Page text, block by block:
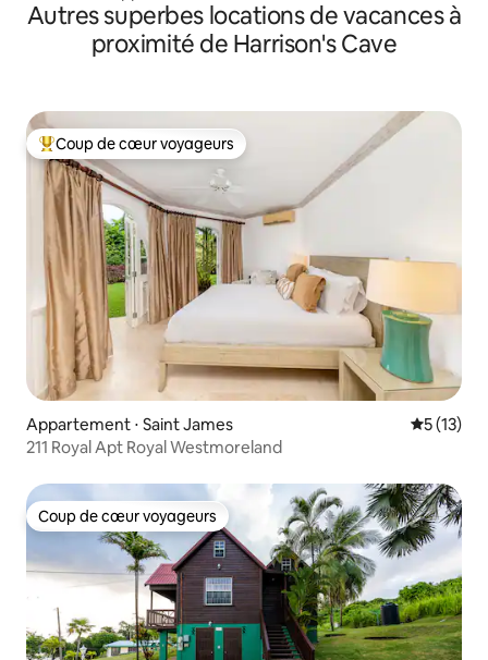
Autres superbes locations de vacances à
proximité de Harrison's Cave
Coups de cœur voyageurs les plus appréciés
Coup de cœur voyageurs
Appartement ⋅ Saint James
5 (13)
211 Royal Apt Royal Westmoreland
Coup de cœur voyageurs
Coup de cœur voyageurs